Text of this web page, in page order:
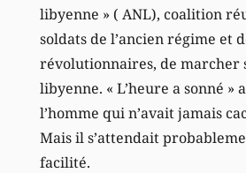
libyenne » ( ANL), coalition
soldats de l’ancien régime et
révolutionnaires, de marcher
libyenne. « L’heure a sonné »
l’homme qui n’avait jamais
Mais il s’attendait
facilité.